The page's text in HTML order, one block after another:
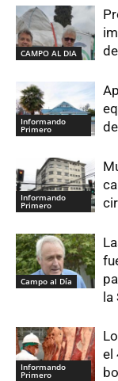
CAMPO AL DIA
Informando
Primero
Informando
Primero
Campo al Día
la
Informando
Primero
el